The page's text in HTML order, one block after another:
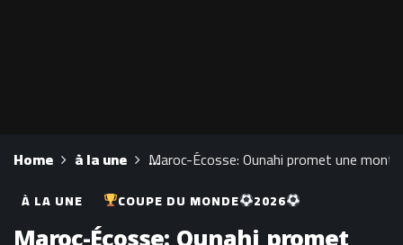
Home à la une Maroc-Écosse: Ounahi promet une
À LA UNE COUPE DU MONDE 2026